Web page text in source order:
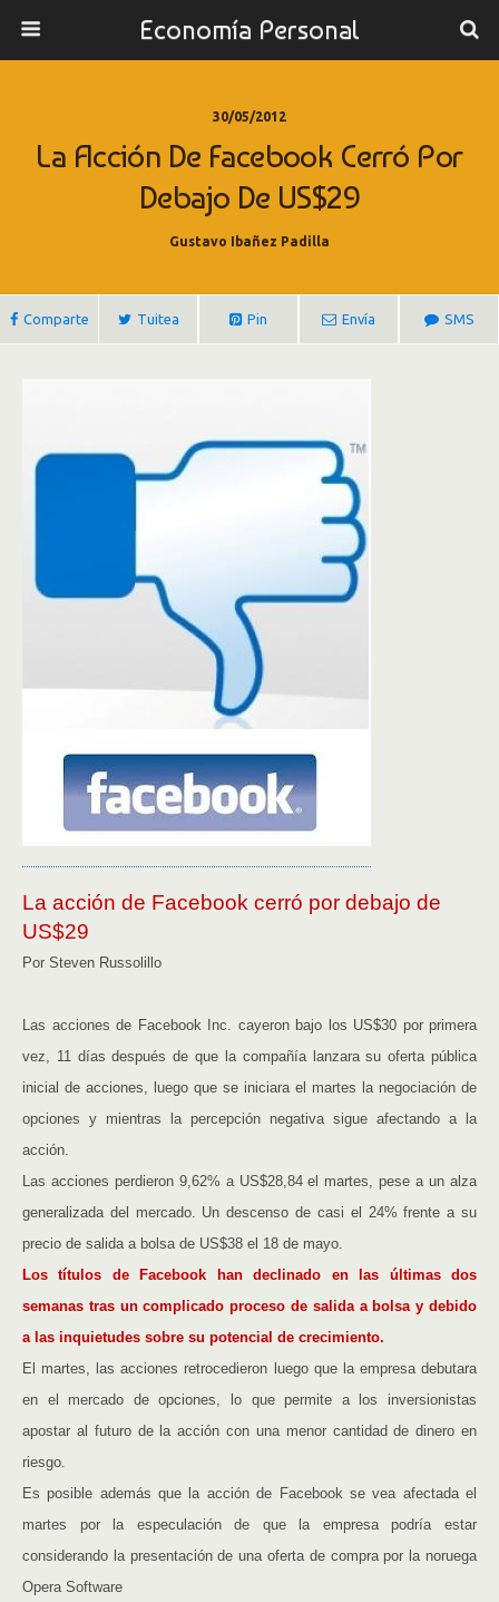
Economía Personal
30/05/2012
La Acción De Facebook Cerró Por
Debajo De US$29
Gustavo Ibañez Padilla
Comparte Tuitea Pin Envía SMS
La acción de Facebook cerró por debajo de
US$29
Por Steven Russolillo
Las acciones de Facebook Inc. cayeron bajo los US$30 por primera
vez, 11 días después de que la compañía lanzara su oferta pública
inicial de acciones, luego que se iniciara el martes la negociación de
opciones y mientras la percepción negativa sigue afectando a la
acción.
Las acciones perdieron 9,62% a US$28,84 el martes, pese a un alza
generalizada del mercado. Un descenso de casi el 24% frente a su
precio de salida a bolsa de US$38 el 18 de mayo.
Los títulos de Facebook han declinado en las últimas dos
semanas tras un complicado proceso de salida a bolsa y debido
a las inquietudes sobre su potencial de crecimiento.
El martes, las acciones retrocedieron luego que la empresa debutara
en el mercado de opciones, lo que permite a los inversionistas
apostar al futuro de la acción con una menor cantidad de dinero en
riesgo.
Es posible además que la acción de Facebook se vea afectada el
martes por la especulación de que la empresa podría estar
considerando la presentación de una oferta de compra por la noruega
Opera Software